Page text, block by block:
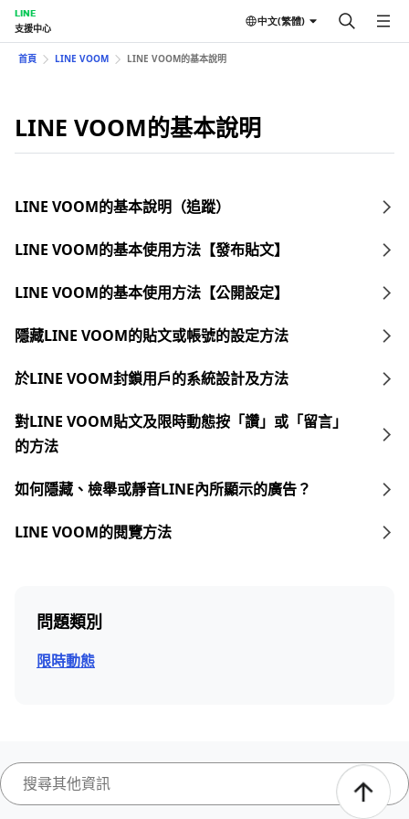
LINE
支援中心
中文(繁體)
首頁 LINE VOOM LINE VOOM的基本說明
LINE VOOM的基本說明
LINE VOOM的基本說明（追蹤）
LINE VOOM的基本使用方法【發布貼文】
LINE VOOM的基本使用方法【公開設定】
隱藏LINE VOOM的貼文或帳號的設定方法
於LINE VOOM封鎖用戶的系統設計及方法
對LINE VOOM貼文及限時動態按「讚」或「留言」
的方法
如何隱藏、檢舉或靜音LINE內所顯示的廣告？
LINE VOOM的閱覽方法
問題類別
限時動態